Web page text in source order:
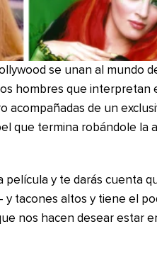
se unan al mundo
hombres que interpretan
acompañadas de un
que termina robándole la
película y te darás cuenta
y tacones altos y tiene el
nos hacen desear estar